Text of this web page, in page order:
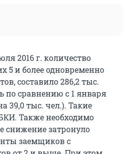
2016 г. количество
и более одновременно
составило 286,2 тыс.
по сравнению с 1 января
39,0 тыс. чел.). Такие
Также необходимо
снижение затронуло
заемщиков с